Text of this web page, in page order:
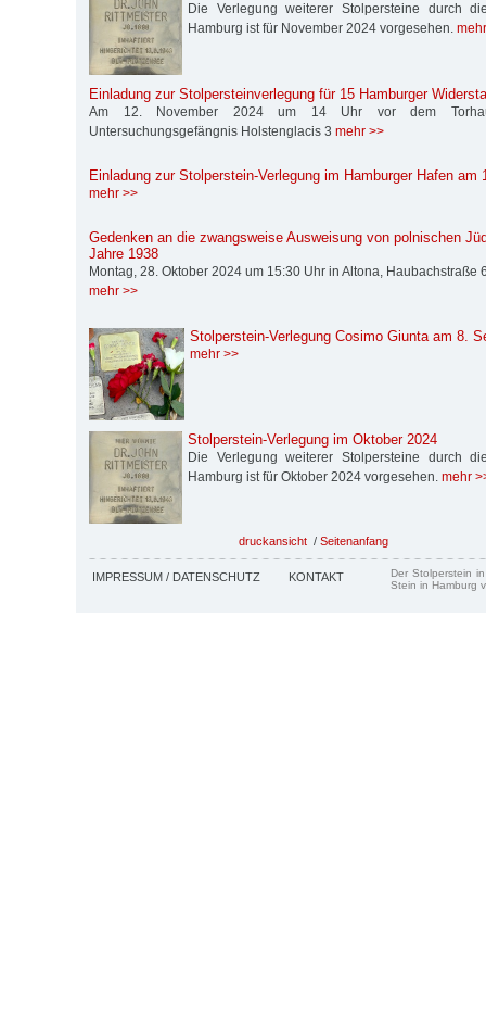
Die Verlegung weiterer Stolpersteine durch
Hamburg ist für November 2024 vorgesehen.
Einladung zur Stolpersteinverlegung für 15 Hamburger
Am 12. November 2024 um 14 Uhr vor dem
Untersuchungsgefängnis Holstenglacis 3 mehr >>
Einladung zur Stolperstein-Verlegung im Hamburger Hafen am
mehr >>
Gedenken an die zwangsweise Ausweisung von polnischen
Jahre 1938
Montag, 28. Oktober 2024 um 15:30 Uhr in Altona, Haubachstraße
mehr >>
Stolperstein-Verlegung Cosimo Giunta am 8.
mehr >>
Stolperstein-Verlegung im Oktober 2024
Die Verlegung weiterer Stolpersteine durch
Hamburg ist für Oktober 2024 vorgesehen. mehr
druckansicht / Seitenanfang
IMPRESSUM / DATENSCHUTZ KONTAKT
Der Stolperstein
Stein in Hamburg